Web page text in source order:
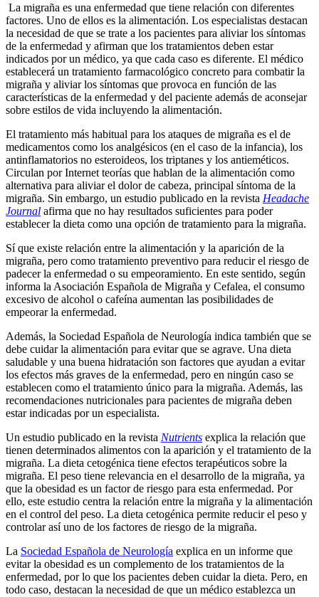
La migraña es una enfermedad que tiene relación con diferentes
factores. Uno de ellos es la alimentación. Los especialistas destacan
la necesidad de que se trate a los pacientes para aliviar los síntomas
de la enfermedad y afirman que los tratamientos deben estar
indicados por un médico, ya que cada caso es diferente. El médico
establecerá un tratamiento farmacológico concreto para combatir la
migraña y aliviar los síntomas que provoca en función de las
características de la enfermedad y del paciente además de aconsejar
sobre estilos de vida incluyendo la alimentación.
El tratamiento más habitual para los ataques de migraña es el de
medicamentos como los analgésicos (en el caso de la infancia), los
antinflamatorios no esteroideos, los triptanes y los antieméticos.
Circulan por Internet teorías que hablan de la alimentación como
alternativa para aliviar el dolor de cabeza, principal síntoma de la
migraña. Sin embargo, un estudio publicado en la revista Headache
Journal afirma que no hay resultados suficientes para poder
establecer la dieta como una opción de tratamiento para la migraña.
Sí que existe relación entre la alimentación y la aparición de la
migraña, pero como tratamiento preventivo para reducir el riesgo de
padecer la enfermedad o su empeoramiento. En este sentido, según
informa la Asociación Española de Migraña y Cefalea, el consumo
excesivo de alcohol o cafeína aumentan las posibilidades de
empeorar la enfermedad.
Además, la Sociedad Española de Neurología indica también que se
debe cuidar la alimentación para evitar que se agrave. Una dieta
saludable y una buena hidratación son factores que ayudan a evitar
los efectos más graves de la enfermedad, pero en ningún caso se
establecen como el tratamiento único para la migraña. Además, las
recomendaciones nutricionales para pacientes de migraña deben
estar indicadas por un especialista.
Un estudio publicado en la revista Nutrients explica la relación que
tienen determinados alimentos con la aparición y el tratamiento de la
migraña. La dieta cetogénica tiene efectos terapéuticos sobre la
migraña. El peso tiene relevancia en el desarrollo de la migraña, ya
que la obesidad es un factor de riesgo para esta enfermedad. Por
ello, este estudio centra la relación entre la migraña y la alimentación
en el control del peso. La dieta cetogénica permite reducir el peso y
controlar así uno de los factores de riesgo de la migraña.
La Sociedad Española de Neurología explica en un informe que
evitar la obesidad es un complemento de los tratamientos de la
enfermedad, por lo que los pacientes deben cuidar la dieta. Pero, en
todo caso, destacan la necesidad de que un médico establezca un